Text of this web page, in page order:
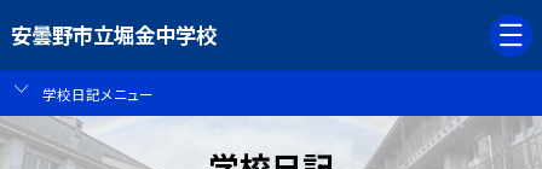
安曇野市立堀金中学校
学校日記メニュー